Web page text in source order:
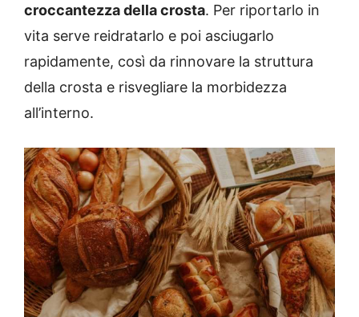
croccantezza della crosta. Per riportarlo in
vita serve reidratarlo e poi asciugarlo
rapidamente, così da rinnovare la struttura
della crosta e risvegliare la morbidezza
all’interno.